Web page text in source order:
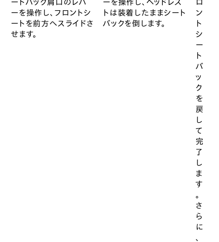
ートバック肩口のレバ
ーを操作し、フロントシ
ートを前方へスライドさ
せます。
ーを操作し、ヘッドレス
トは装着したままシート
バックを倒します。
ロ
ン
ト
シ
ー
ト
バ
ッ
ク
を
戻
し
て
完
了
し
ま
す
。
さ
ら
に
、